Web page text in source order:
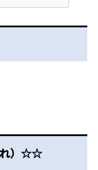
れ）☆☆